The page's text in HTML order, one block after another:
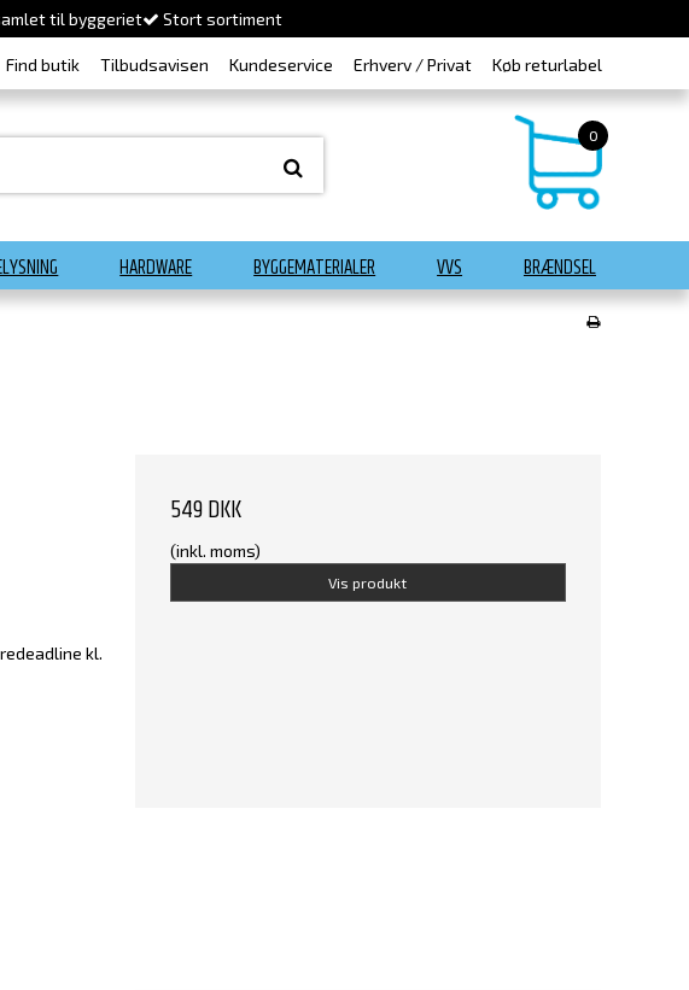
til byggeriet Stort sortiment
Find butik Tilbudsavisen Kundeservice Erhverv / Privat Køb returlabel
0
HARDWARE BYGGEMATERIALER VVS BRÆNDSEL
kl.
549 DKK
(inkl. moms)
Vis produkt